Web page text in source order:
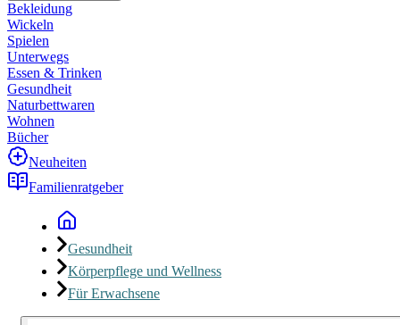
Bekleidung
Wickeln
Spielen
Unterwegs
Essen & Trinken
Gesundheit
Naturbettwaren
Wohnen
Bücher
Neuheiten
Familienratgeber
Gesundheit
Körperpflege und Wellness
Für Erwachsene